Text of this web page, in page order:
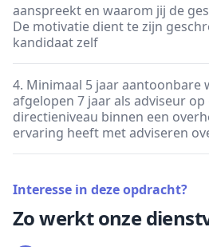
aanspreekt en waarom jij de
De motivatie dient te zijn
kandidaat zelf
4. Minimaal 5 jaar aantoonbare
afgelopen 7 jaar als adviseur
directieniveau binnen een
ervaring heeft met adviseren
Interesse in deze opdracht?
Zo werkt onze